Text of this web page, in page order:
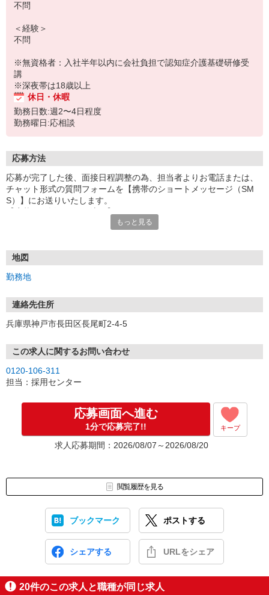
不問
＜経験＞
不問
※無資格者：入社半年以内に会社負担で認知症介護基礎研修受
講
※深夜帯は18歳以上
休日・休暇
勤務日数:週2〜4日程度
勤務曜日:応相談
応募方法
応募が完了した後、面接日程調整の為、担当者よりお電話または、
チャット形式の質問フォームを【携帯のショートメッセージ（SM
S）】にお送りいたします。
1.応募…Webもしくはお電話より応募ください。
※実技試験はドライバーの職種のみとなります。
もっと見る
地図
勤務地
連絡先住所
兵庫県神戸市長田区長尾町2-4-5
この求人に関するお問い合わせ
0120-106-311
担当：採用センター
応募画面へ進む
1分で応募完了!! キープ
求人応募期間：2026/08/07～2026/08/20
閲覧履歴を見る
ブックマーク ポストする
シェアする URLをシェア
20件のこの求人と職種が同じ求人